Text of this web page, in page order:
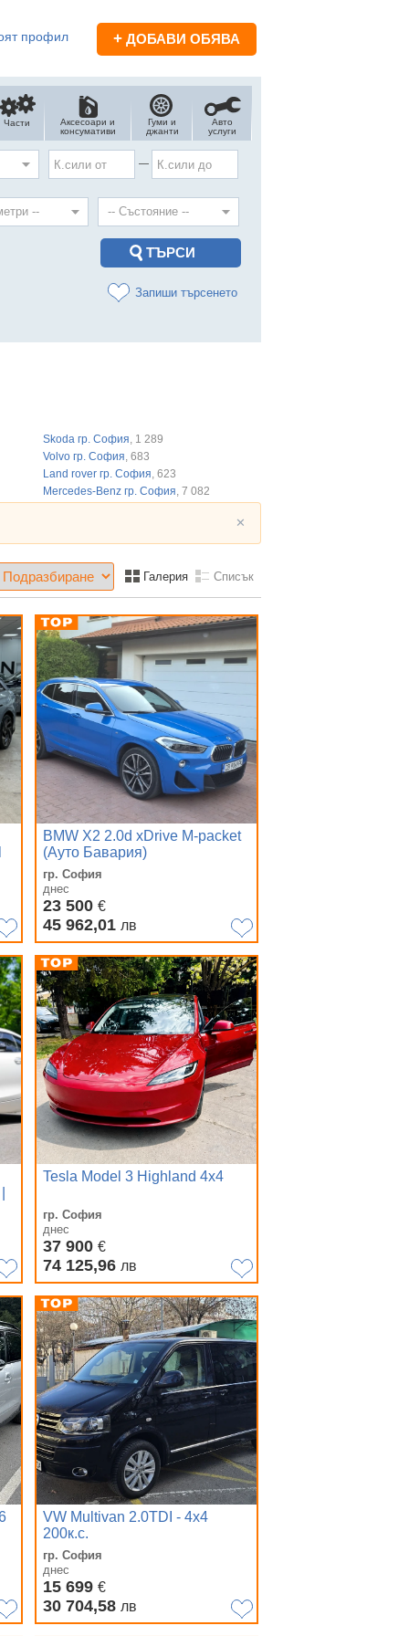
профил + ДОБАВИ ОБЯВА
Части
Аксесоари и
консумативи
Гуми и
джанти
Авто
услуги
—
Запиши търсенето
Skoda гр. София , 1 289
Volvo гр. София , 683
Land rover гр. София , 623
Mercedes-Benz гр. София , 7 082
✕
Галерия Списък
BMW X2 2.0d xDrive М-packet
(Ауто Бавария)
гр. София
днес
23 500 €
45 962,01 лв
Tesla Model 3 Highland 4x4
гр. София
днес
37 900 €
74 125,96 лв
VW Multivan 2.0TDI - 4x4
200к.с.
гр. София
днес
15 699 €
30 704,58 лв